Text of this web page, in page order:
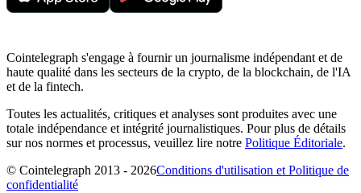
Cointelegraph s'engage à fournir un journalisme indépendant et de
haute qualité dans les secteurs de la crypto, de la blockchain, de l'IA
et de la fintech.
Toutes les actualités, critiques et analyses sont produites avec une
totale indépendance et intégrité journalistiques. Pour plus de détails
sur nos normes et processus, veuillez lire notre Politique Éditoriale.
© Cointelegraph 2013 - 2026Conditions d'utilisation et Politique de
confidentialité